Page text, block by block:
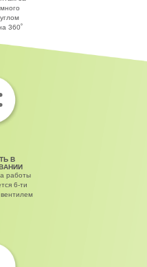
360˚
В
работы
6-ти